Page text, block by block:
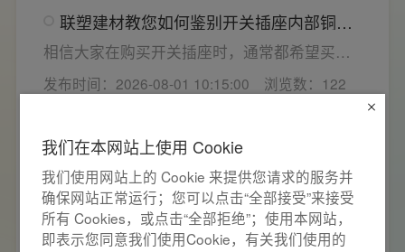
关键。联塑建材总结专业选购“七看”技巧，帮大
家精准避坑，挑选安全耐用的开关插座产品。
联塑建材教您如何鉴别开关插座内部铜片
质量
相信大家在购买开关插座时，通常都希望买到
一款寿命长，质量好的产品，那么对于开关插
座而言，其里面的铜片好坏就直接决定了它的
越长越好(因为铜片长度决定了插座距离的大
小，插孔间距越宽二三插同时插入越方便)。
发布时间：2026-08-01 10:15:00 浏览数：122
联塑建材告诉你空气开关频繁跳闸的核心
原因与技术对策
电路稳定、开关可靠是用电安全的基础，空开
频繁跳闸大多源于电压波动、配件适配性不足
或防护结构设计缺陷。联塑建材依托成熟的电
气研发与工程应用经验，打造高品质家装开关
发布时间：2026-08-01 10:08:22 浏览数：266
家居多媒体布线箱选购指南，专业家用开
我们在本网站上使用 Cookie
我们使用网站上的 Cookie 来提供您请求的服务并
确保网站正常运行；您可以点击“全部接受”来接受
所有 Cookies，或点击“全部拒绝”；使用本网站，
即表示您同意我们使用Cookie，有关我们使用的